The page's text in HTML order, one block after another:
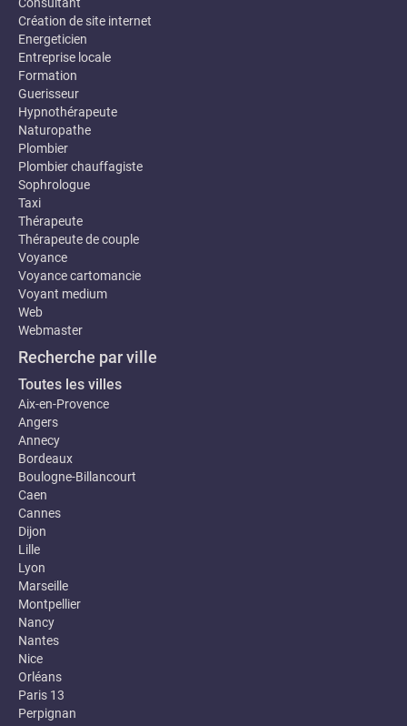
Création de site internet
Energeticien
Entreprise locale
Formation
Guerisseur
Hypnothérapeute
Naturopathe
Plombier
Plombier chauffagiste
Sophrologue
Taxi
Thérapeute
Thérapeute de couple
Voyance
Voyance cartomancie
Voyant medium
Web
Webmaster
Recherche par ville
Toutes les villes
Aix-en-Provence
Angers
Annecy
Bordeaux
Boulogne-Billancourt
Caen
Cannes
Dijon
Lille
Lyon
Marseille
Montpellier
Nancy
Nantes
Nice
Orléans
Paris 13
Perpignan